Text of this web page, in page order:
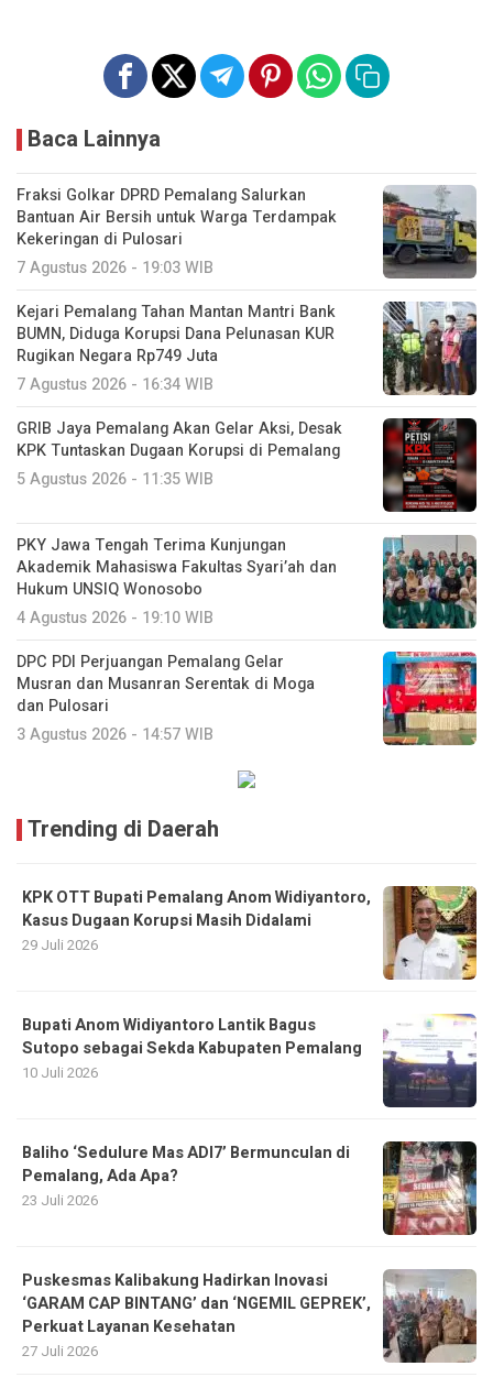
Baca Lainnya
Fraksi Golkar DPRD Pemalang Salurkan
Bantuan Air Bersih untuk Warga Terdampak
Kekeringan di Pulosari
7 Agustus 2026 - 19:03 WIB
Kejari Pemalang Tahan Mantan Mantri Bank
BUMN, Diduga Korupsi Dana Pelunasan KUR
Rugikan Negara Rp749 Juta
7 Agustus 2026 - 16:34 WIB
GRIB Jaya Pemalang Akan Gelar Aksi, Desak
KPK Tuntaskan Dugaan Korupsi di Pemalang
5 Agustus 2026 - 11:35 WIB
PKY Jawa Tengah Terima Kunjungan
Akademik Mahasiswa Fakultas Syari’ah dan
Hukum UNSIQ Wonosobo
4 Agustus 2026 - 19:10 WIB
DPC PDI Perjuangan Pemalang Gelar
Musran dan Musanran Serentak di Moga
dan Pulosari
3 Agustus 2026 - 14:57 WIB
Trending di Daerah
KPK OTT Bupati Pemalang Anom Widiyantoro,
Kasus Dugaan Korupsi Masih Didalami
29 Juli 2026
Bupati Anom Widiyantoro Lantik Bagus
Sutopo sebagai Sekda Kabupaten Pemalang
10 Juli 2026
Baliho ‘Sedulure Mas ADI7’ Bermunculan di
Pemalang, Ada Apa?
23 Juli 2026
Puskesmas Kalibakung Hadirkan Inovasi
‘GARAM CAP BINTANG’ dan ‘NGEMIL GEPREK’,
Perkuat Layanan Kesehatan
27 Juli 2026